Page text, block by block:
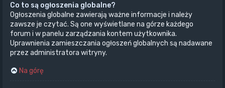
Co to są ogłoszenia globalne?
Ogłoszenia globalne zawierają ważne informacje i należy
zawsze je czytać. Są one wyświetlane na górze każdego
forum i w panelu zarządzania kontem użytkownika.
Uprawnienia zamieszczania ogłoszeń globalnych są nadawane
przez administratora witryny.
Na górę